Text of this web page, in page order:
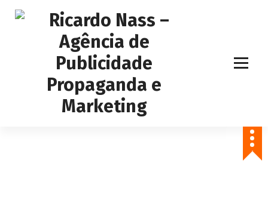
comunicação offline e online, Nossa agência atende empresas da